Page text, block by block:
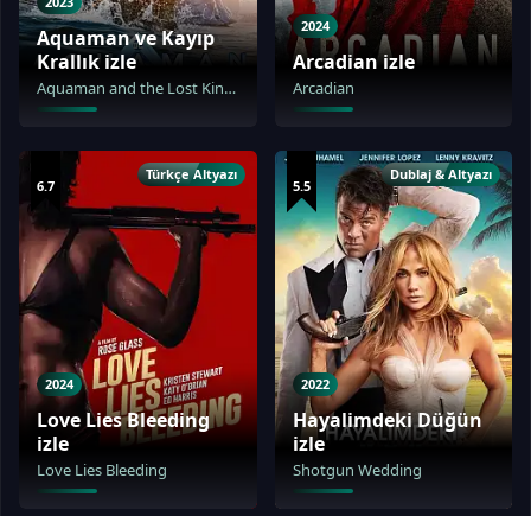
Aquaman ve Kayıp
Krallık izle
Aquaman and the Lost Kingdom
2024
Arcadian izle
Arcadian
6.7
Türkçe Altyazı
2024
Love Lies Bleeding
izle
Love Lies Bleeding
5.5
Dublaj & Altyazı
2022
Hayalimdeki Düğün
izle
Shotgun Wedding